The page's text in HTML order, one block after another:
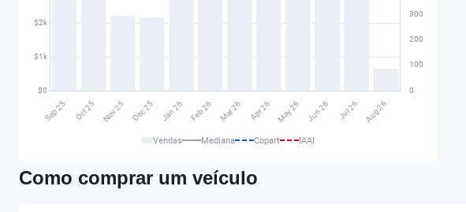
Vendas Mediana Copart IAAI
Como comprar um veículo